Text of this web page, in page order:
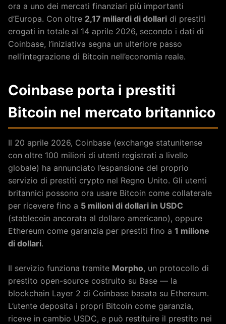
ora a uno dei mercati finanziari più importanti
d’Europa. Con oltre 2,17 miliardi di dollari di prestiti
erogati in totale al 14 aprile 2026, secondo i dati di
Coinbase, l’iniziativa segna un ulteriore passo
nell’integrazione di Bitcoin nell’economia reale.
Coinbase porta i prestiti
Bitcoin nel mercato britannico
Il 20 aprile 2026, Coinbase (exchange statunitense
con oltre 100 milioni di utenti registrati a livello
globale) ha annunciato l’espansione del proprio
servizio di prestiti crypto nel Regno Unito. Gli utenti
britannici possono ora usare Bitcoin come collaterale
per ricevere fino a 5 milioni di dollari in USDC
(stablecoin ancorata al dollaro americano), oppure
Ethereum come garanzia per prestiti fino a 1 milione
di dollari.
Il servizio funziona tramite Morpho, un protocollo di
prestito open-source costruito su Base — la
blockchain Layer 2 di Coinbase basata su Ethereum.
L’utente deposita i propri Bitcoin come garanzia,
riceve in cambio USDC, e può restituire il prestito nei